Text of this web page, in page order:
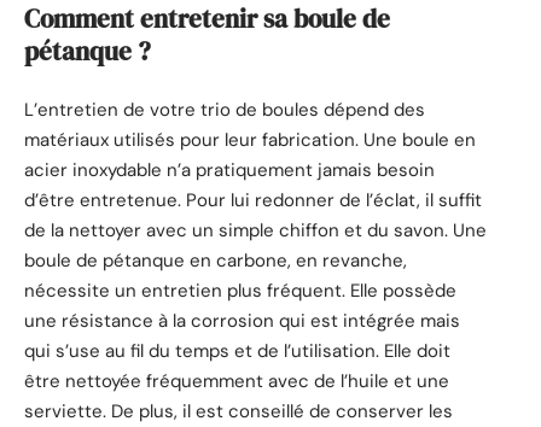
Comment entretenir sa boule de
pétanque ?
L’entretien de votre trio de boules dépend des
matériaux utilisés pour leur fabrication. Une boule en
acier inoxydable n’a pratiquement jamais besoin
d’être entretenue. Pour lui redonner de l’éclat, il suffit
de la nettoyer avec un simple chiffon et du savon. Une
boule de pétanque en carbone, en revanche,
nécessite un entretien plus fréquent. Elle possède
une résistance à la corrosion qui est intégrée mais
qui s’use au fil du temps et de l’utilisation. Elle doit
être nettoyée fréquemment avec de l’huile et une
serviette. De plus, il est conseillé de conserver les